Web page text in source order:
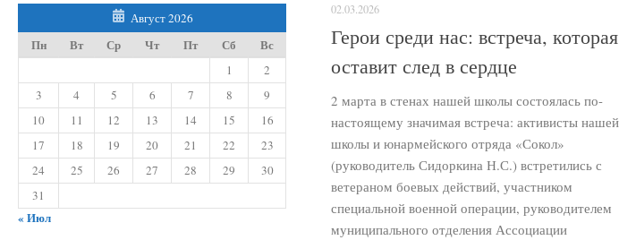
02.03.2026
Герои среди нас: встреча, которая
оставит след в сердце
2 марта в стенах нашей школы состоялась по-
настоящему значимая встреча: активисты нашей
школы и юнармейского отряда «Сокол»
(руководитель Сидоркина Н.С.) встретились с
ветераном боевых действий, участником
специальной военной операции, руководителем
муниципального отделения Ассоциации
Август 2026
Пн Вт Ср Чт Пт Сб Вс
1
2
3
4 5 6 7 8
9
10
11 12 13 14 15
16
17
18 19 20 21 22
23
24
25 26 27 28 29
30
31
« Июл